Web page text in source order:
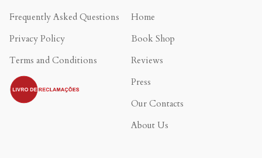
Frequently Asked Questions
Privacy Policy
Terms and Conditions
.
Home
Book Shop
Reviews
Press
Our Contacts
About Us